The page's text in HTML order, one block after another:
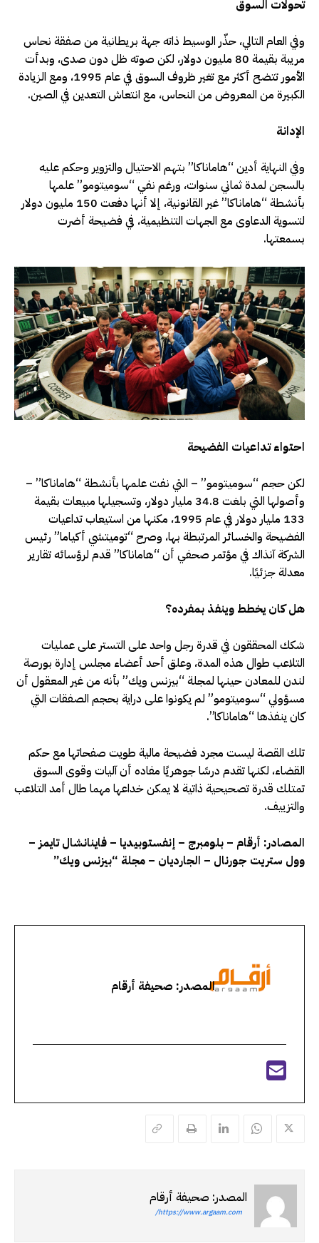
تحولات السوق
وفي العام التالي، حذّر الوسيط ذاته جهة بريطانية من صفقة نحاس
مريبة بقيمة 80 مليون دولار، لكن صوته ظل دون صدى، وبدأت
الأمور تتضح أكثر مع تغير ظروف السوق في عام 1995، ومع الزيادة
الكبيرة من المعروض من النحاس، مع انتعاش التعدين في الصين.
الإدانة
وفي النهاية أدين “هاماناكا” بتهم الاحتيال والتزوير وحكم عليه
بالسجن لمدة ثماني سنوات، ورغم نفي “سوميتومو” علمها
بأنشطة “هاماناكا” غير القانونية، إلا أنها دفعت 150 مليون دولار
لتسوية الدعاوى مع الجهات التنظيمية، في فضيحة أضرت
بسمعتها.
احتواء تداعيات الفضيحة
لكن حجم “سوميتومو” – التي نفت علمها بأنشطة “هاماناكا” –
وأصولها التي بلغت 34.8 مليار دولار، وتسجيلها مبيعات بقيمة
133 مليار دولار في عام 1995، مكنها من استيعاب تداعيات
الفضيحة والخسائر المرتبطة بها، وصرح “توميتشي أكياما” رئيس
الشركة آنذاك في مؤتمر صحفي أن “هاماناكا” قدم لرؤسائه تقارير
معدلة جزئيًا.
هل كان يخطط وينفذ بمفرده؟
شكك المحققون في قدرة رجل واحد على التستر على عمليات
التلاعب طوال هذه المدة، وعلق أحد أعضاء مجلس إدارة بورصة
لندن للمعادن حينها لمجلة “بيزنس ويك” بأنه من غير المعقول أن
مسؤولي “سوميتومو” لم يكونوا على دراية بحجم الصفقات التي
كان ينفذها “هاماناكا”.
تلك القصة ليست مجرد فضيحة مالية طويت صفحاتها مع حكم
القضاء، لكنها تقدم درسًا جوهريًا مفاده أن آليات وقوى السوق
تمتلك قدرة تصحيحية ذاتية لا يمكن خداعها مهما طال أمد التلاعب
والتزييف.
المصادر: أرقام – بلومبرج – إنفستوبيديا – فاينانشال تايمز –
وول ستريت جورنال – الجارديان – مجلة “بيزنس ويك”
المصدر: صحيفة أرقام
المصدر: صحيفة أرقام
https://www.argaam.com/